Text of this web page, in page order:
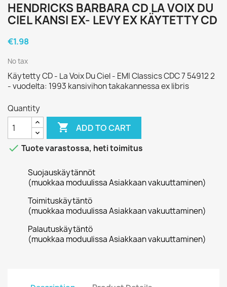
HENDRICKS BARBARA CD LA VOIX DU
CIEL KANSI EX- LEVY EX KÄYTETTY CD
€1.98
No tax
Käytetty CD - La Voix Du Ciel - EMI Classics CDC 7 54912 2
- vuodelta: 1993 kansivihon takakannessa ex libris
Quantity
 ADD TO CART
 Tuote varastossa, heti toimitus
Suojauskäytännöt
(muokkaa moduulissa Asiakkaan vakuuttaminen)
Toimituskäytäntö
(muokkaa moduulissa Asiakkaan vakuuttaminen)
Palautuskäytäntö
(muokkaa moduulissa Asiakkaan vakuuttaminen)